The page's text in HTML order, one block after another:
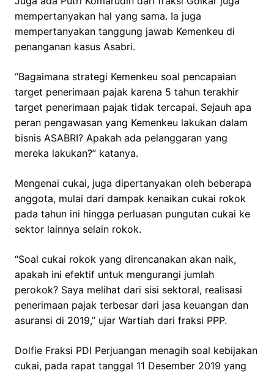
mempertanyakan hal yang sama. Ia juga
mempertanyakan tanggung jawab Kemenkeu di
penanganan kasus Asabri.
“Bagaimana strategi Kemenkeu soal pencapaian
target penerimaan pajak karena 5 tahun terakhir
target penerimaan pajak tidak tercapai. Sejauh apa
peran pengawasan yang Kemenkeu lakukan dalam
bisnis ASABRI? Apakah ada pelanggaran yang
mereka lakukan?” katanya.
Mengenai cukai, juga dipertanyakan oleh beberapa
anggota, mulai dari dampak kenaikan cukai rokok
pada tahun ini hingga perluasan pungutan cukai ke
sektor lainnya selain rokok.
“Soal cukai rokok yang direncanakan akan naik,
apakah ini efektif untuk mengurangi jumlah
perokok? Saya melihat dari sisi sektoral, realisasi
penerimaan pajak terbesar dari jasa keuangan dan
asuransi di 2019,” ujar Wartiah dari fraksi PPP.
Dolfie Fraksi PDI Perjuangan menagih soal kebijakan
cukai, pada rapat tanggal 11 Desember 2019 yang